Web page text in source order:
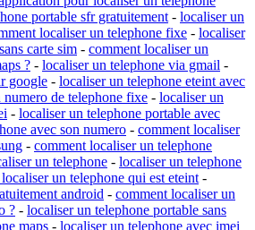
portable sfr gratuitement - localiser un
localiser un telephone fixe - localiser
carte sim - comment localiser un
? - localiser un telephone via gmail -
google - localiser un telephone eteint avec
numero de telephone fixe - localiser un
- localiser un telephone portable avec
avec son numero - comment localiser
- comment localiser un telephone
un telephone - localiser un telephone
un telephone qui est eteint -
android - comment localiser un
? - localiser un telephone portable sans
maps - localiser un telephone avec imei